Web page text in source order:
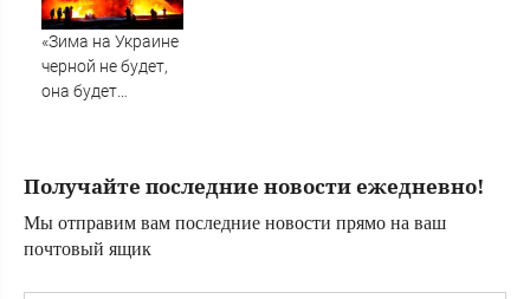
«Зима на Украине
черной не будет,
она будет
киевлян, даже
готовы
капитулировать
Получайте последние новости ежедневно!
Мы отправим вам последние новости прямо на ваш
почтовый ящик